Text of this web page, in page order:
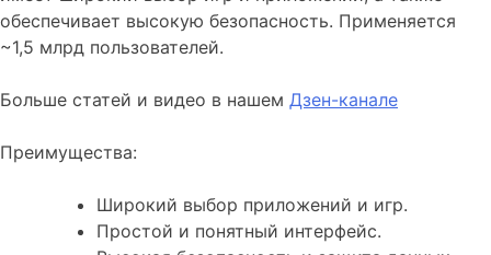
обеспечивает высокую безопасность. Применяется
~1,5 млрд пользователей.
Больше статей и видео в нашем Дзен-канале
Преимущества:
Широкий выбор приложений и игр.
Простой и понятный интерфейс.